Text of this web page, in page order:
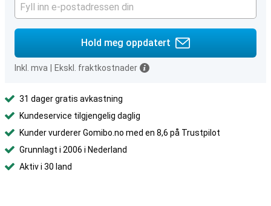
Hold meg oppdatert
Inkl. mva Ekskl. fraktkostnader
31 dager gratis avkastning
Kundeservice tilgjengelig daglig
Kunder vurderer Gomibo.no med en 8,6 på Trustpilot
Grunnlagt i 2006 i Nederland
Aktiv i 30 land